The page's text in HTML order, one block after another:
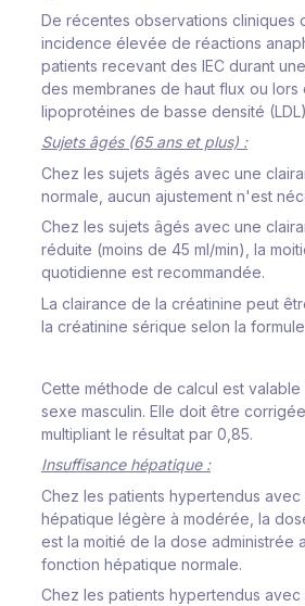
De récentes observations cliniques
incidence élevée de réactions
patients recevant des IEC durant
des membranes de haut flux ou
lipoprotéines de basse densité
Sujets âgés (65 ans et plus) :
Chez les sujets âgés avec une
normale, aucun ajustement n'est
Chez les sujets âgés avec une
réduite (moins de 45 ml/min), la
quotidienne est recommandée.
La clairance de la créatinine peut
la créatinine sérique selon la
Cette méthode de calcul est
sexe masculin. Elle doit être
multipliant le résultat par 0,85.
Insuffisance hépatique :
Chez les patients hypertendus avec
hépatique légère à modérée, la
est la moitié de la dose administrée
fonction hépatique normale.
Chez les patients hypertendus avec